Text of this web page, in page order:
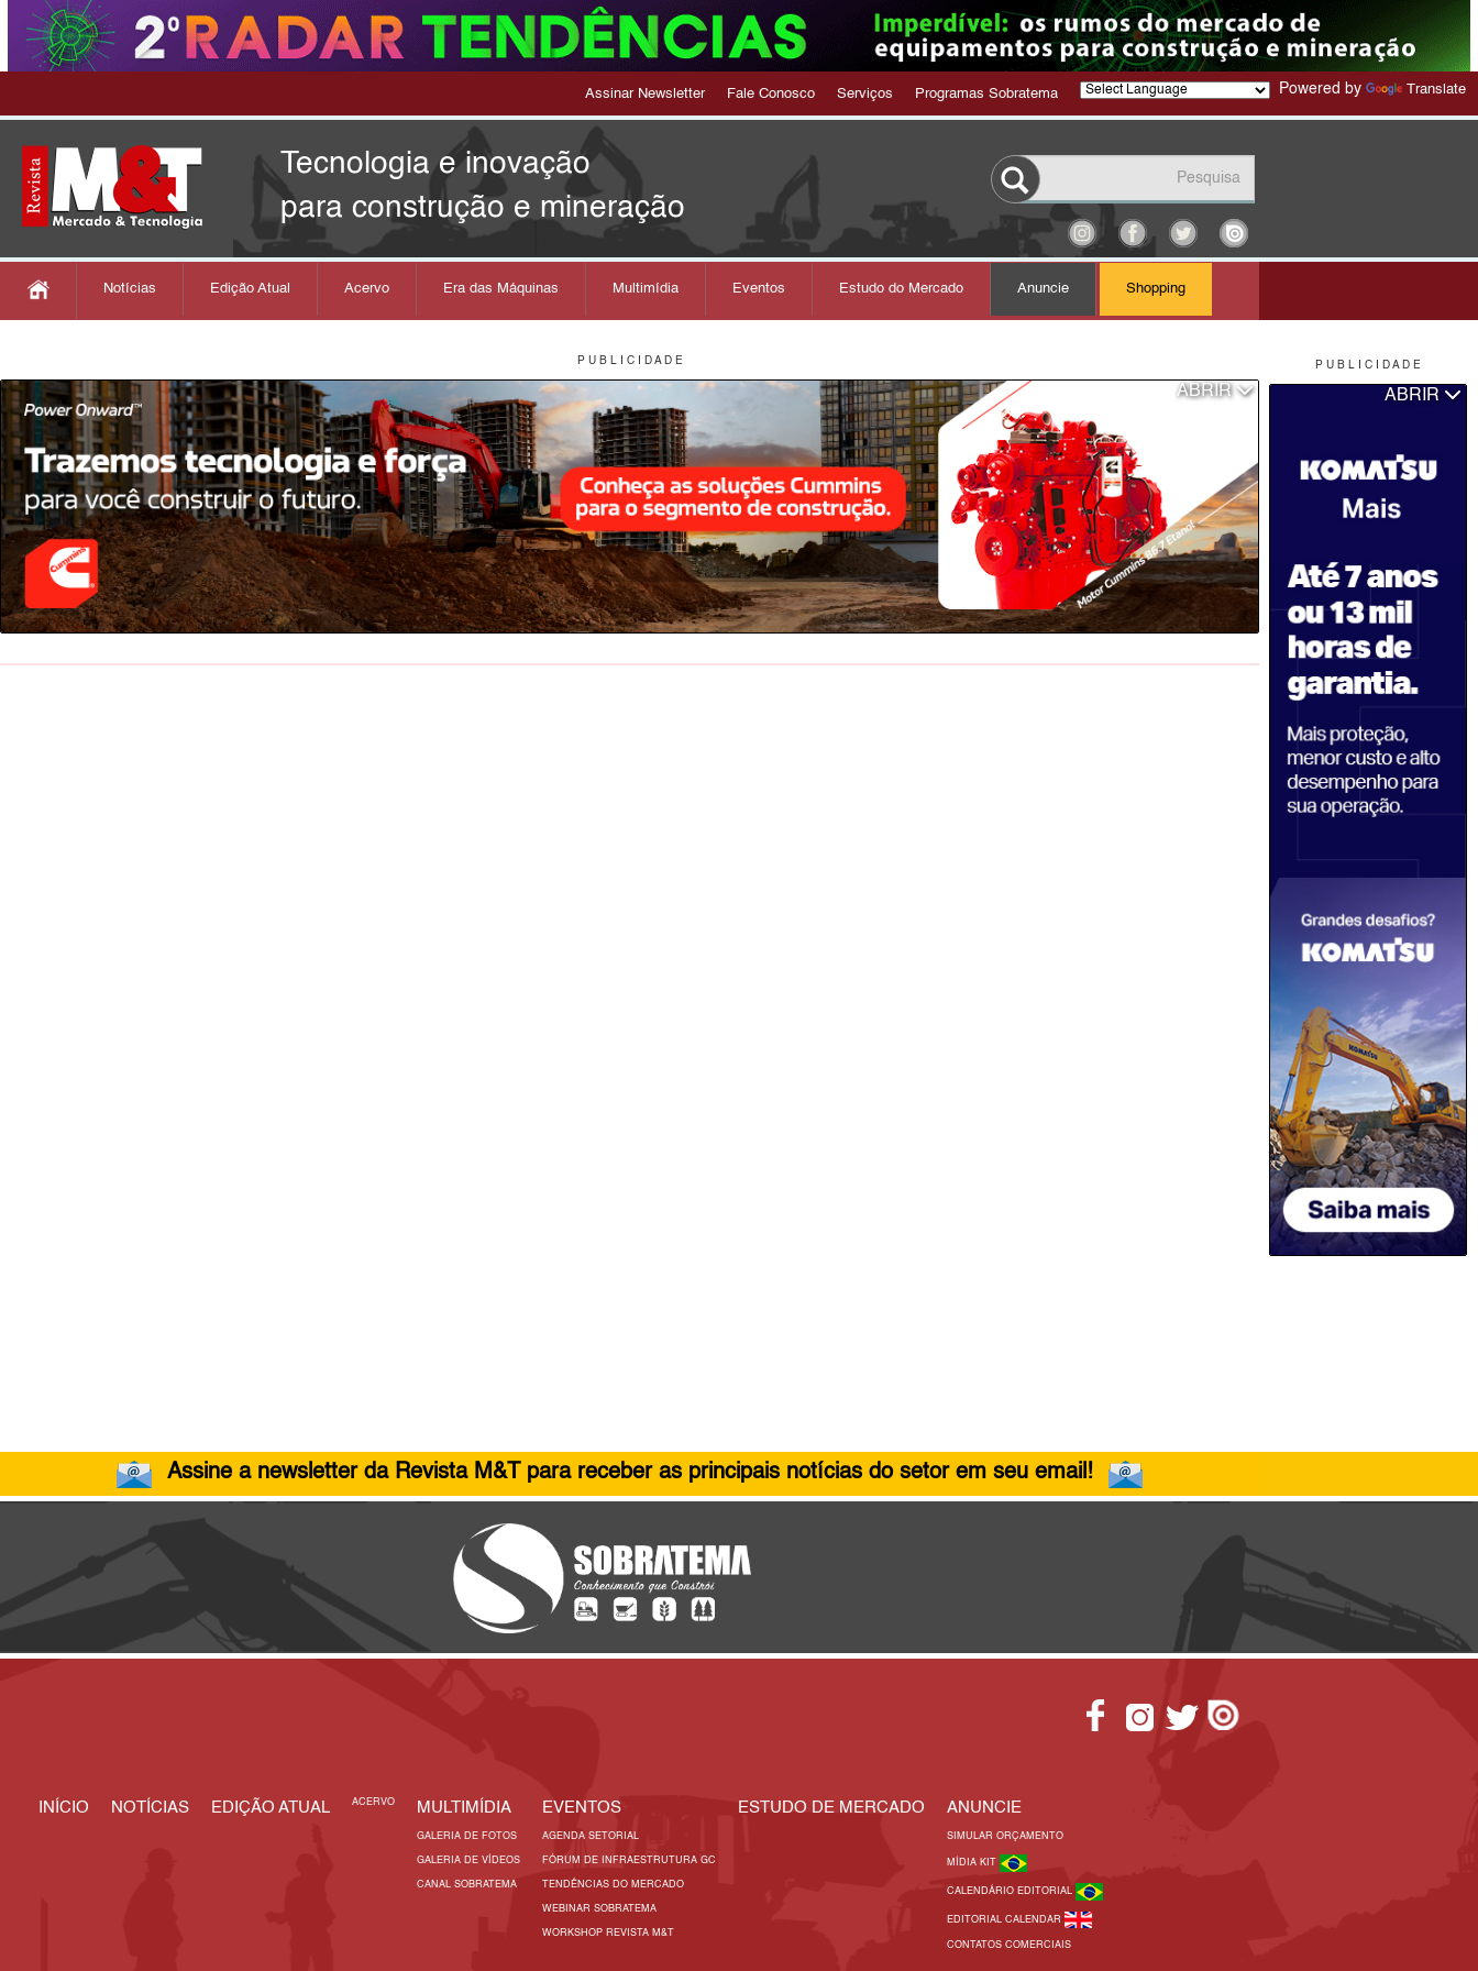
P U B L I C I D A D E
ABRIR
Assinar Newsletter Fale Conosco Serviços Programas Sobratema Powered by Translate
Tecnologia e inovação
para construção e mineração
Notícias Edição Atual Acervo Era das Máquinas Multimídia Eventos Estudo do Mercado Anuncie Shopping
P U B L I C I D A D E
ABRIR
Assine a newsletter da Revista M&T para receber as principais notícias do setor em seu email!
INÍCIO NOTÍCIAS EDIÇÃO ATUAL ACERVO MULTIMÍDIA
GALERIA DE FOTOS
GALERIA DE VÍDEOS
CANAL SOBRATEMA
EVENTOS
AGENDA SETORIAL
FÓRUM DE INFRAESTRUTURA GC
TENDÊNCIAS DO MERCADO
WEBINAR SOBRATEMA
WORKSHOP REVISTA M&T
ESTUDO DE MERCADO ANUNCIE
SIMULAR ORÇAMENTO
MÍDIA KIT
CALENDÁRIO EDITORIAL
EDITORIAL CALENDAR
CONTATOS COMERCIAIS